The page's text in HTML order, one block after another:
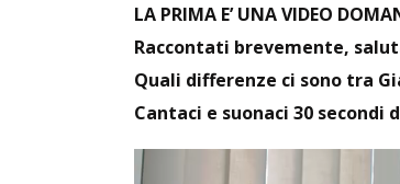
LA PRIMA E’ UNA VIDEO
Raccontati brevemente,
Quali differenze ci sono tra
Cantaci e suonaci 30
Video